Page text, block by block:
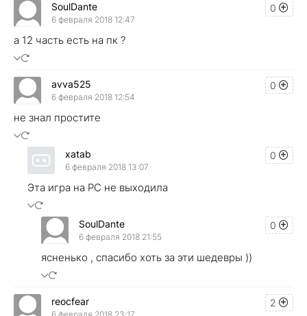
0
SoulDante
6 февраля 2018 12:47
а 12 часть есть на пк ?
0
avva525
6 февраля 2018 12:54
не знал простите
0
xatab
6 февраля 2018 13:07
Эта игра на PC не выходила
0
SoulDante
6 февраля 2018 21:55
ясненько , спасибо хоть за эти шедевры ))
2
reocfear